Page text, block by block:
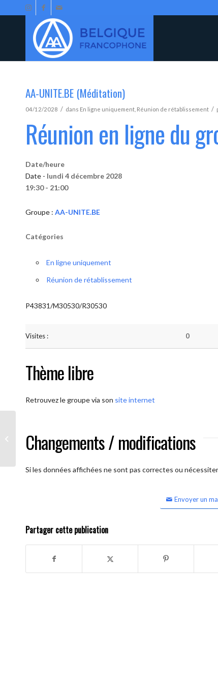
AA-UNITE.BE (Méditation)
04/12/2028 / dans En ligne uniquement Réunion de rétablissement /
Réunion en ligne du
Date/heure
Date - lundi 4 décembre 2028
19:30 - 21:00
Groupe : AA-UNITE.BE
Catégories
En ligne uniquement
Réunion de rétablissement
P43831/M30530/R30530
Visites : 0
Thème libre
Retrouvez le groupe via son site internet
Changements / modifications
Si les données affichées ne sont pas correctes ou
Envoyer un
Partager cette publication
AA-UNITE.BE (Méditation)